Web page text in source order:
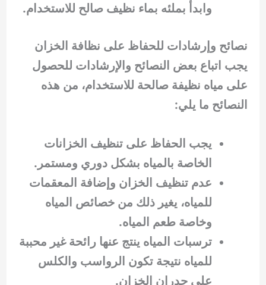
وابدأ بملئه بماء نظيف صالح للاستخدام.
نصائح وإرشادات للحفاظ على نظافة الخزان
يجب اتباع بعض النصائح والإرشادات للحصول
على مياه نظيفة صالحة للاستخدام، من هذه
النصائح ما يلي:
يجب الحفاظ على تنظيف الخزانات
الخاصة بالمياه بشكل دوري ومستمر.
عدم تنظيف الخزان وإضافة المعقمات
للمياه، يغير ذلك من خصائص المياه
وخاصة طعم المياه.
ترسبات المياه ينتج عنها رائحة غير محببة
للمياه نتيجة تكون الرواسب والكلس
على جدران الخزان.